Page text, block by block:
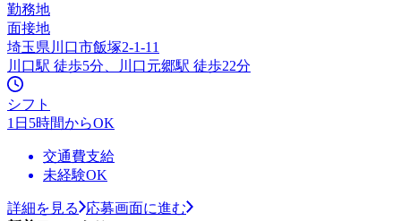
勤務地
面接地
埼玉県川口市飯塚2-1-11
川口駅 徒歩5分、川口元郷駅 徒歩22分
シフト
1日5時間からOK
交通費支給
未経験OK
詳細を見る
応募画面に進む